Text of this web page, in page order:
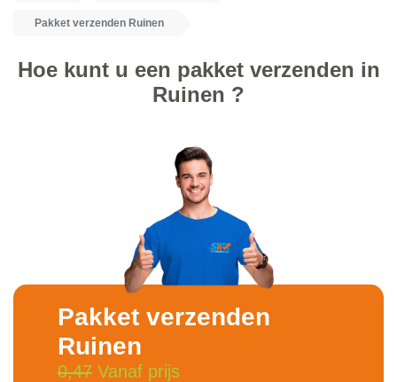
Pakket verzenden Ruinen
Hoe kunt u een pakket verzenden in
Ruinen ?
Pakket verzenden
Ruinen
0,47Vanaf prijs